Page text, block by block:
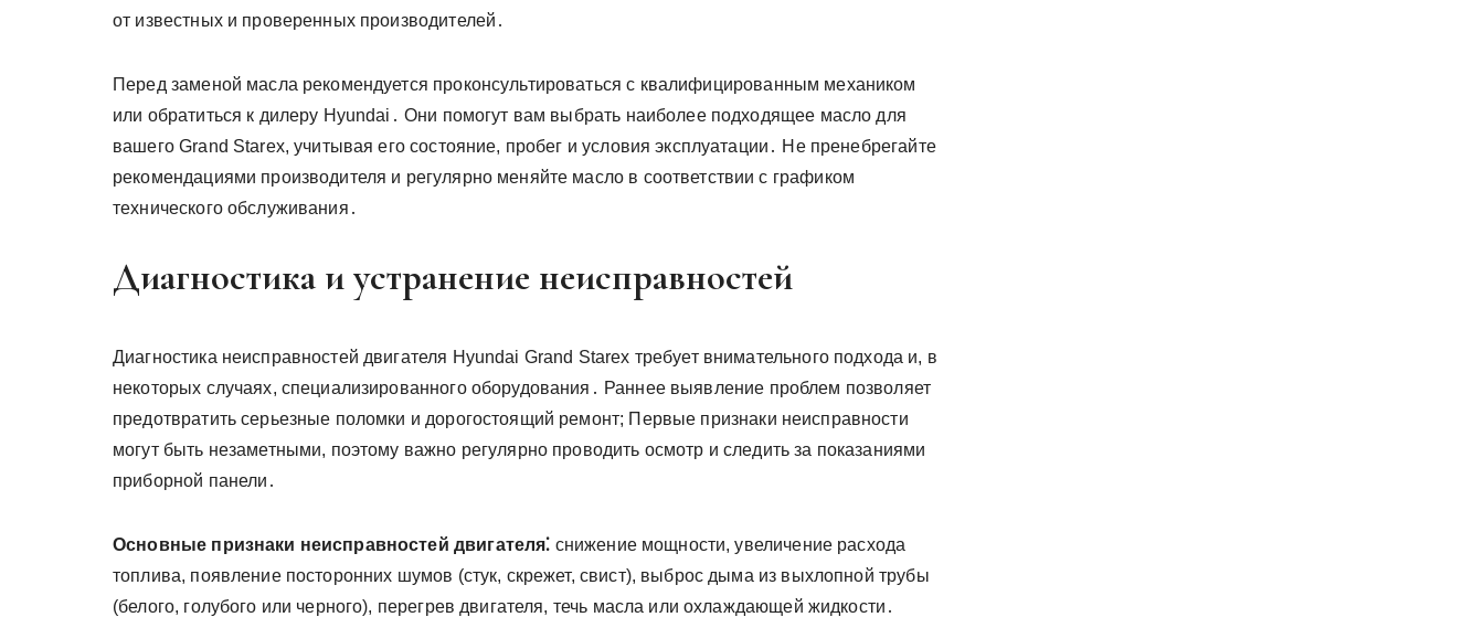
от известных и проверенных производителей․
Перед заменой масла рекомендуется проконсультироваться с квалифицированным механиком
или обратиться к дилеру Hyundai․ Они помогут вам выбрать наиболее подходящее масло для
вашего Grand Starex, учитывая его состояние, пробег и условия эксплуатации․ Не пренебрегайте
рекомендациями производителя и регулярно меняйте масло в соответствии с графиком
технического обслуживания․
Диагностика и устранение неисправностей
Диагностика неисправностей двигателя Hyundai Grand Starex требует внимательного подхода и, в
некоторых случаях, специализированного оборудования․ Раннее выявление проблем позволяет
предотвратить серьезные поломки и дорогостоящий ремонт; Первые признаки неисправности
могут быть незаметными, поэтому важно регулярно проводить осмотр и следить за показаниями
приборной панели․
Основные признаки неисправностей двигателя⁚ снижение мощности, увеличение расхода
топлива, появление посторонних шумов (стук, скрежет, свист), выброс дыма из выхлопной трубы
(белого, голубого или черного), перегрев двигателя, течь масла или охлаждающей жидкости․